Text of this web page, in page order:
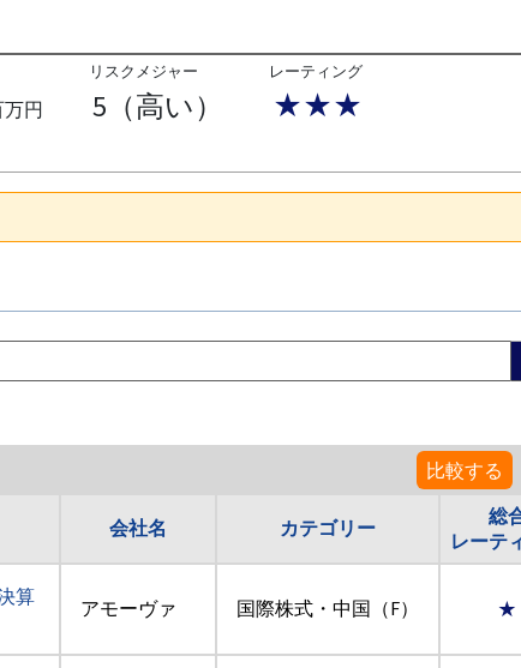
円
リスクメジャー
5（高い）
レーティング
★★★
比較する
会社名 カテゴリー
総
レーテ
算
アモーヴァ 国際株式・中国（F） ★